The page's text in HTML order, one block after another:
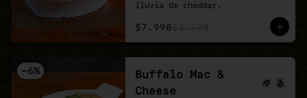
lluvia de cheddar.
$7.990
-6%
Buffalo Mac &
Cheese